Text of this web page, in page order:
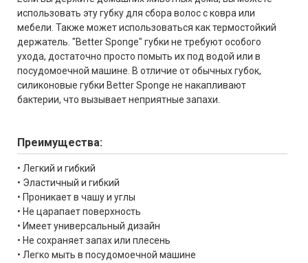
использовать эту губку для сбора волос с ковра или
мебели. Также может использоваться как термостойкий
держатель. "Better Sponge" губки не требуют особого
ухода, достаточно просто помыть их под водой или в
посудомоечной машине. В отличие от обычных губок,
силиконовые губки Better Sponge не накапливают
бактерии, что вызывает неприятные запахи.
Преимущества:
• Легкий и гибкий
• Эластичный и гибкий
• Проникает в чашу и углы
• Не царапает поверхность
• Имеет универсальный дизайн
• Не сохраняет запах или плесень
• Легко мыть в посудомоечной машине